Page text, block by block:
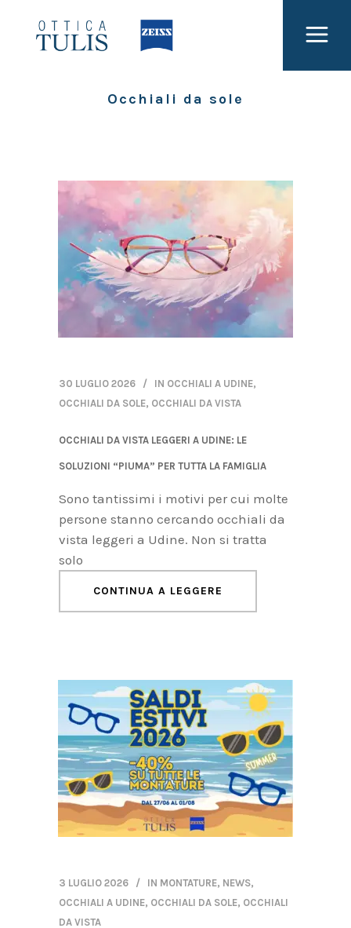
Occhiali da sole
30 LUGLIO 2026 IN OCCHIALI A UDINE,
OCCHIALI DA SOLE, OCCHIALI DA VISTA
OCCHIALI DA VISTA LEGGERI A UDINE: LE
SOLUZIONI “PIUMA” PER TUTTA LA FAMIGLIA
Sono tantissimi i motivi per cui molte
persone stanno cercando occhiali da
vista leggeri a Udine. Non si tratta
solo
CONTINUA A LEGGERE
3 LUGLIO 2026 IN MONTATURE, NEWS,
OCCHIALI A UDINE, OCCHIALI DA SOLE, OCCHIALI
DA VISTA